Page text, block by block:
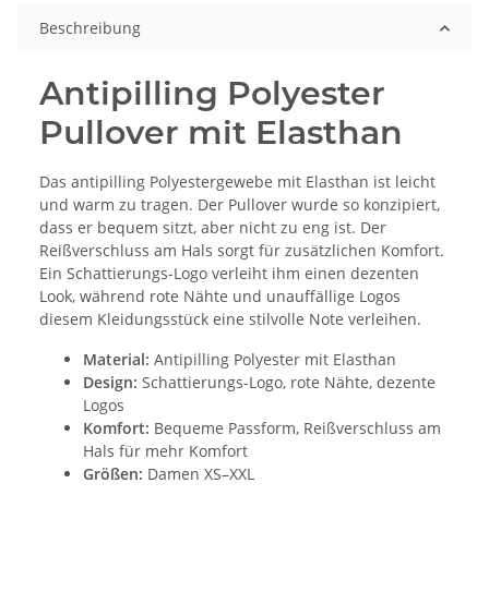
Beschreibung
Antipilling Polyester
Pullover mit Elasthan
Das antipilling Polyestergewebe mit Elasthan ist leicht
und warm zu tragen. Der Pullover wurde so konzipiert,
dass er bequem sitzt, aber nicht zu eng ist. Der
Reißverschluss am Hals sorgt für zusätzlichen Komfort.
Ein Schattierungs-Logo verleiht ihm einen dezenten
Look, während rote Nähte und unauffällige Logos
diesem Kleidungsstück eine stilvolle Note verleihen.
Material: Antipilling Polyester mit Elasthan
Design: Schattierungs-Logo, rote Nähte, dezente
Logos
Komfort: Bequeme Passform, Reißverschluss am
Hals für mehr Komfort
Größen: Damen XS–XXL